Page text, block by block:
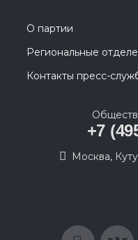
О партии
Региональные
Контакты пресс-
+7
Москва,